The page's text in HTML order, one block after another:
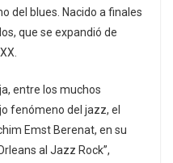
del blues. Nacido a finales
que se expandió de
entre los muchos
fenómeno del jazz, el
Emst Berenat, en su
al Jazz Rock”,